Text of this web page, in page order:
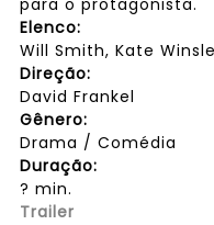
para o protagonista.
Elenco:
Will Smith, Kate
Direção:
David Frankel
Gênero:
Drama / Comédia
Duração:
? min.
Trailer